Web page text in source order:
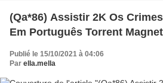
(Qa*86) Assistir 2K Os
Em Português Torrent
Publié le 15/10/2021 à 04:06
Par ella.mella